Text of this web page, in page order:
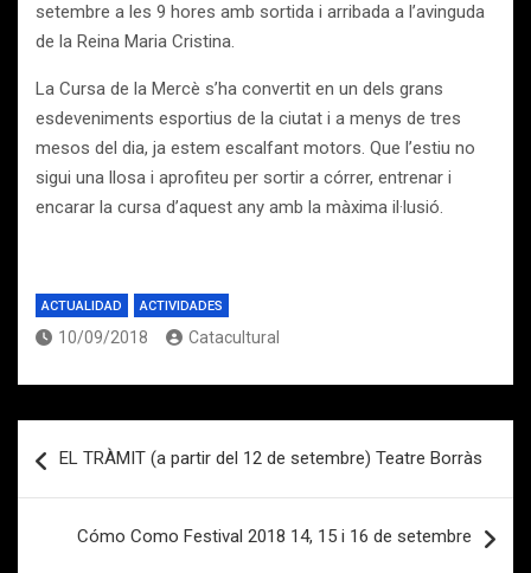
setembre a les 9 hores amb sortida i arribada a l’avinguda
de la Reina Maria Cristina.
La Cursa de la Mercè s’ha convertit en un dels grans
esdeveniments esportius de la ciutat i a menys de tres
mesos del dia, ja estem escalfant motors. Que l’estiu no
sigui una llosa i aprofiteu per sortir a córrer, entrenar i
encarar la cursa d’aquest any amb la màxima il·lusió.
ACTUALIDAD ACTIVIDADES
10/09/2018 Catacultural
de
EL TRÀMIT (a partir del 12 de setembre) Teatre Borràs
Cómo Como Festival 2018 14, 15 i 16 de setembre